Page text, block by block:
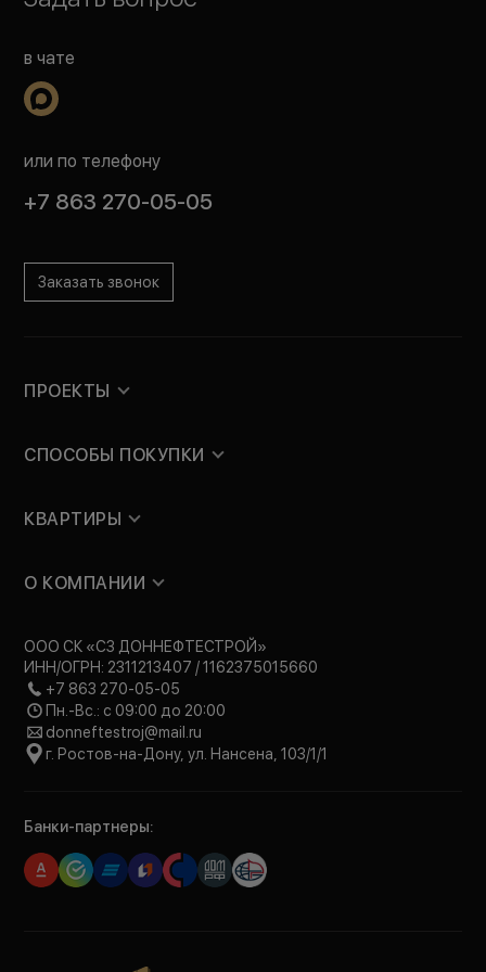
в чате
или по телефону
+7 863 270-05-05
Заказать звонок
ПРОЕКТЫ
СПОСОБЫ ПОКУПКИ
КВАРТИРЫ
О КОМПАНИИ
ООО СК «СЗ ДОННЕФТЕСТРОЙ»
ИНН/ОГРН: 2311213407 / 1162375015660
+7 863 270-05-05
Пн.-Вс.: с 09:00 до 20:00
donneftestroj@mail.ru
г. Ростов-на-Дону, ул. Нансена, 103/1/1
Банки-партнеры: